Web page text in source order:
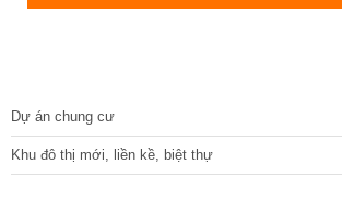
Dự án chung cư
Khu đô thị mới, liền kề, biệt thự